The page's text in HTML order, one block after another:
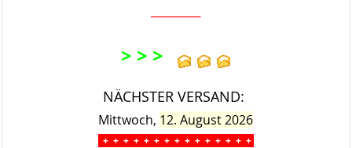
> > >
NÄCHSTER VERSAND:
Mittwoch, 12. August 2026
+ + + + + + + + + + + + + + +